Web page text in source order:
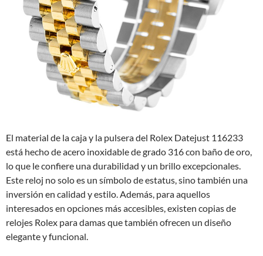
El material de la caja y la pulsera del Rolex Datejust 116233
está hecho de acero inoxidable de grado 316 con baño de oro,
lo que le confiere una durabilidad y un brillo excepcionales.
Este reloj no solo es un símbolo de estatus, sino también una
inversión en calidad y estilo. Además, para aquellos
interesados en opciones más accesibles, existen copias de
relojes Rolex para damas que también ofrecen un diseño
elegante y funcional.